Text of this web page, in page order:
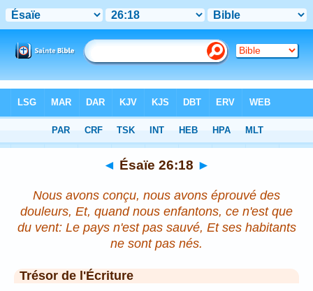
Chapitre 26> Verset 18
◄ Ésaïe 26:18 ►
Nous avons conçu, nous avons éprouvé des
douleurs, Et, quand nous enfantons, ce n'est que
du vent: Le pays n'est pas sauvé, Et ses habitants
ne sont pas nés.
Trésor de l'Écriture